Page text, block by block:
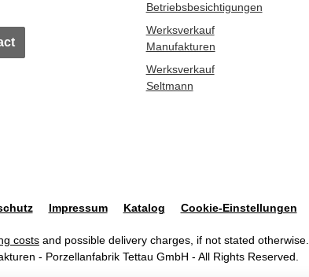
Betriebsbesichtigungen
Werksverkauf
Manufakturen
Werksverkauf
Seltmann
Impressum Katalog Cookie-Einstellungen
costs and possible delivery charges, if not stated otherwise.
- Porzellanfabrik Tettau GmbH - All Rights Reserved.